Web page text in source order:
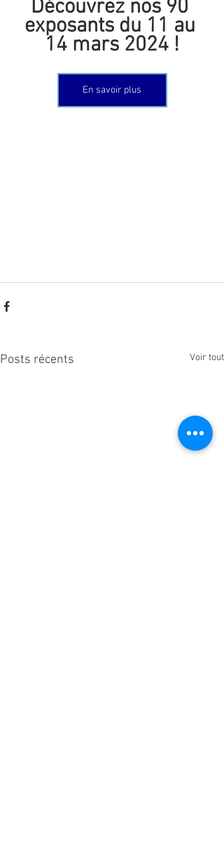
Découvrez nos 90
exposants du 11 au
14 mars 2024 !
En savoir plus
Posts récents Voir tout